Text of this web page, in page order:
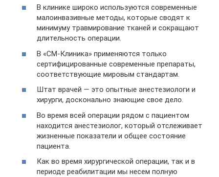
В клинике широко используются современные
малоинвазивные методы, которые сводят к
минимуму травмирование тканей и сокращают
длительность операции.
В «СМ-Клиника» применяются только
сертифицированные современные препараты,
соответствующие мировым стандартам.
Штат врачей — это опытные анестезиологи и
хирурги, досконально знающие свое дело.
Во время всей операции рядом с пациентом
находится анестезиолог, который отслеживает
жизненные показатели и общее состояние
пациента.
Как во время хирургической операции, так и в
периоде реабилитации мы несем полную